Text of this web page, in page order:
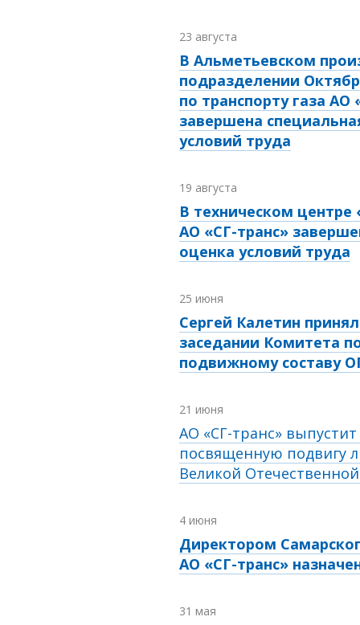
23 августа
В Альметьевском
подразделении
по транспорту газа АО
завершена
условий труда
19 августа
В техническом
АО «СГ-транс»
оценка условий труда
25 июня
Сергей Калетин
заседании Комитета
подвижному составу
21 июня
АО «СГ-транс»
посвященную подвигу
Великой
4 июня
Директором
АО «СГ-транс»
31 мая